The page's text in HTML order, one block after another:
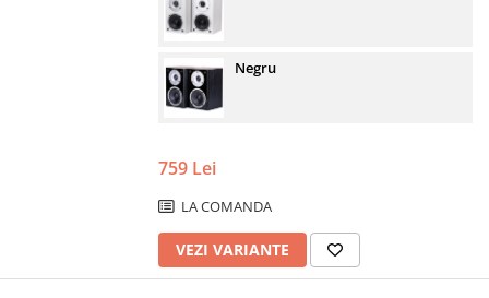
Negru
759 Lei
LA COMANDA
VEZI VARIANTE